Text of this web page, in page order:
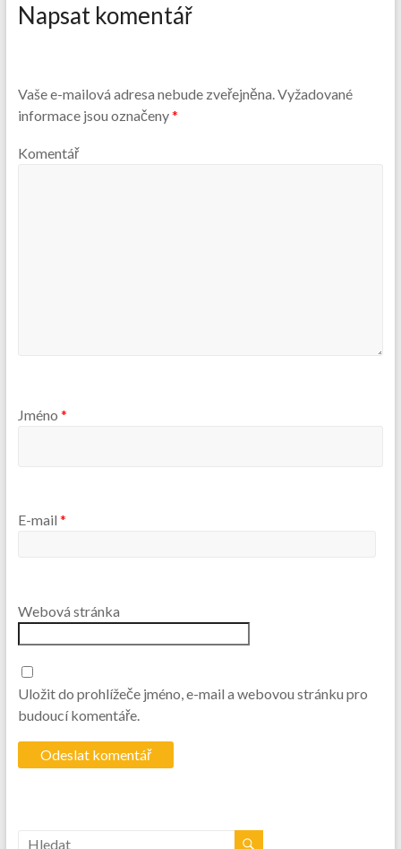
Napsat komentář
Vaše e-mailová adresa nebude zveřejněna.Vyžadované
informace jsou označeny*
Komentář
Jméno *
E-mail *
Webová stránka
Uložit do prohlížeče jméno, e-mail a webovou stránku pro
budoucí komentáře.